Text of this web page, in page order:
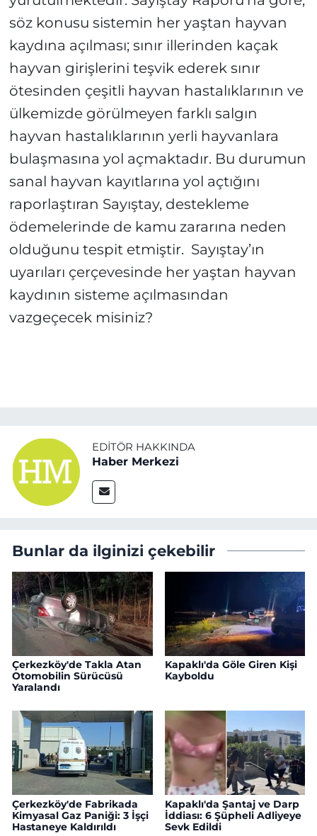
söz konusu sistemin her yaştan hayvan
kaydına açılması; sınır illerinden kaçak
hayvan girişlerini teşvik ederek sınır
ötesinden çeşitli hayvan hastalıklarının ve
ülkemizde görülmeyen farklı salgın
hayvan hastalıklarının yerli hayvanlara
bulaşmasına yol açmaktadır. Bu durumun
sanal hayvan kayıtlarına yol açtığını
raporlaştıran Sayıştay, destekleme
ödemelerinde de kamu zararına neden
olduğunu tespit etmiştir. Sayıştay’ın
uyarıları çerçevesinde her yaştan hayvan
kaydının sisteme açılmasından
vazgeçecek misiniz?
EDITÖR HAKKINDA
Haber Merkezi
Bunlar da ilginizi çekebilir
Çerkezköy'de Takla Atan
Otomobilin Sürücüsü
Yaralandı
Kapaklı'da Göle Giren Kişi
Kayboldu
Çerkezköy'de Fabrikada
Kimyasal Gaz Paniği: 3 İşçi
Hastaneye Kaldırıldı
Kapaklı'da Şantaj ve Darp
İddiası: 6 Şüpheli Adliyeye
Sevk Edildi